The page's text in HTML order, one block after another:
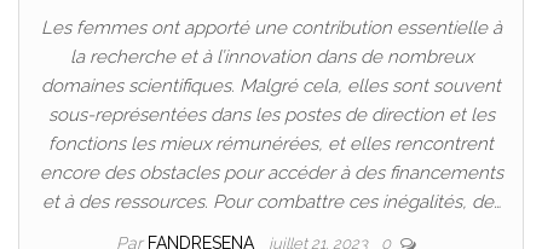
Les femmes ont apporté une contribution essentielle à
la recherche et à l’innovation dans de nombreux
domaines scientifiques. Malgré cela, elles sont souvent
sous-représentées dans les postes de direction et les
fonctions les mieux rémunérées, et elles rencontrent
encore des obstacles pour accéder à des financements
et à des ressources. Pour combattre ces inégalités, de…
Par FANDRESENA juillet 21, 2023 0